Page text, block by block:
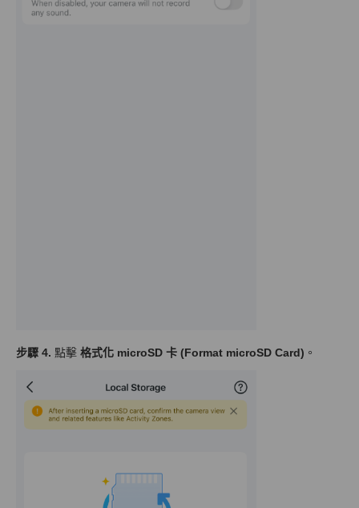
步驟 4. 點擊 格式化 microSD 卡 (Format microSD Card) 。